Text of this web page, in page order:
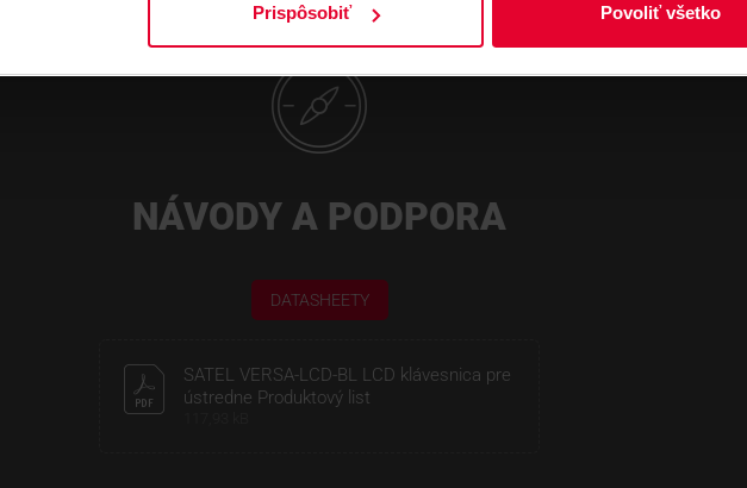
Prispôsobiť Povoliť všetko
NÁVODY A PODPORA
DATASHEETY
SATEL VERSA-LCD-BL LCD klávesnica pre
ústredne Produktový list